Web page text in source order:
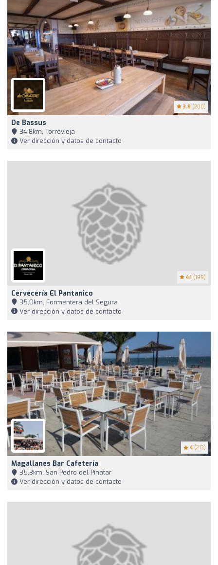
3.8 (200)
De Bassus
34,8km, Torrevieja
Ver dirección y datos de contacto
4.1 (199)
Cervecería El Pantanico
35,0km, Formentera del Segura
Ver dirección y datos de contacto
4 (213)
Magallanes Bar Cafetería
35,3km, San Pedro del Pinatar
Ver dirección y datos de contacto